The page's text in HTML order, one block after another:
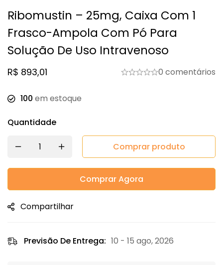
Ribomustin – 25mg, Caixa Com 1
Frasco-Ampola Com Pó Para
Solução De Uso Intravenoso
R$ 893,01 0 comentários
100 em estoque
Quantidade
Comprar produto
Comprar Agora
Compartilhar
Previsão De Entrega: 10 - 15 ago, 2026